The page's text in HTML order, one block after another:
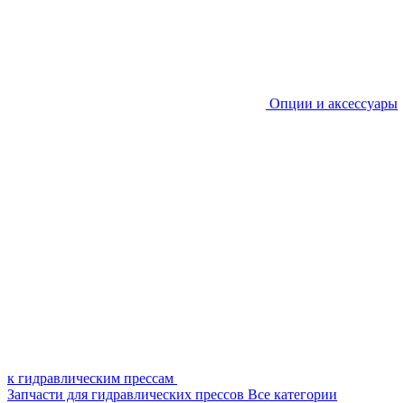
Опции и аксессуары
к гидравлическим прессам
Запчасти для гидравлических прессов Все категории